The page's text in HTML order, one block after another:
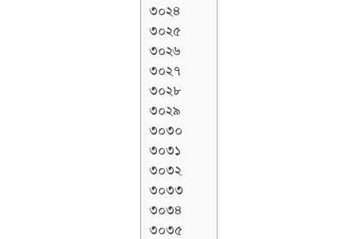
৩০২৪
৩০২৫
৩০২৬
৩০২৭
৩০২৮
৩০২৯
৩০৩০
৩০৩১
৩০৩২
৩০৩৩
৩০৩৪
৩০৩৫